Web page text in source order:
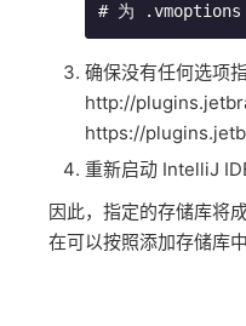
# 为 .vmoptions
确保没有任何选项指
http://
https://
重新启动 IntelliJ
因此，指定的存储库将
在可以按照添加存储库